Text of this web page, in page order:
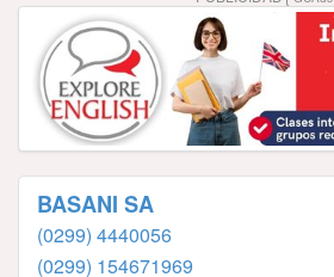
BASANI SA
(0299) 4440056
(0299) 154671969